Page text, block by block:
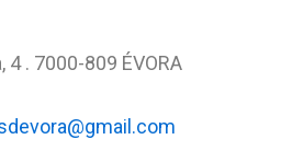
4 . 7000-809 ÉVORA